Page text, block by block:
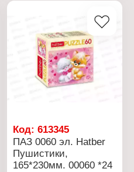
Упаковка: в коробке
Размер коробки:
93х69х25 мм
Рекомендуемый возраст:
от 3 лет
Код:613345
ПАЗ 0060 эл. Hatber
Пушистики,
165*230мм. 00060 *24